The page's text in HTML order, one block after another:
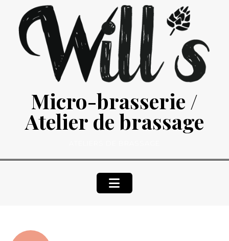
content
Micro-brasserie /
Atelier de brassage